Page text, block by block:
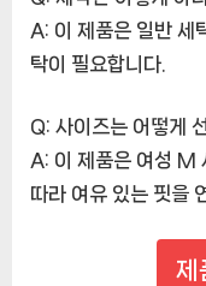
A: 이 제품은 일반 세
탁이 필요합니다.
Q: 사이즈는 어떻게
A: 이 제품은 여성 M
따라 여유 있는 핏을
제